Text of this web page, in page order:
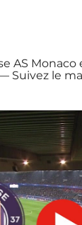
AS
Suivez le